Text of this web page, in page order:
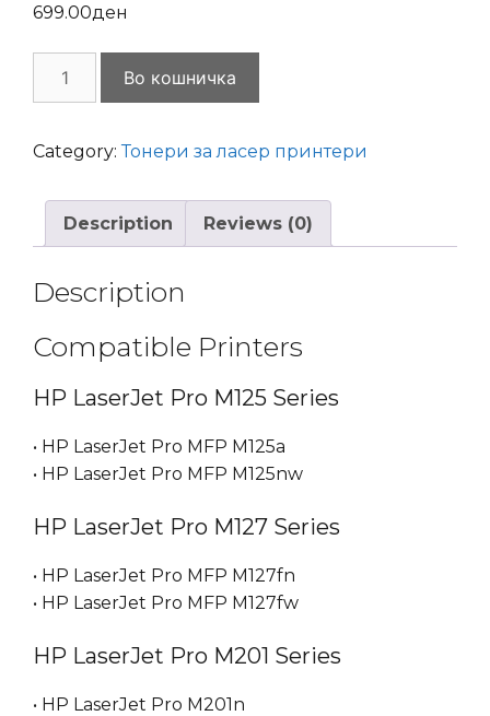
699.00ден
CF283A
83A
LaserJet
M125,
M201,
quantity
Во кошничка
Category:Тонери за ласер принтери
Description Reviews (0)
Description
Compatible Printers
HP LaserJet Pro M125 Series
• HP LaserJet Pro MFP M125a
• HP LaserJet Pro MFP M125nw
HP LaserJet Pro M127 Series
• HP LaserJet Pro MFP M127fn
• HP LaserJet Pro MFP M127fw
HP LaserJet Pro M201 Series
• HP LaserJet Pro M201n